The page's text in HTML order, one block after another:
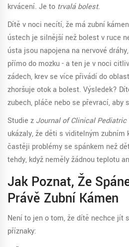
krvácení. Je to trvalá bolest.
Dítě v noci necítí, že má zubní
ústech je silnější než bolest v ruce
ústa jsou napojena na nervové
přímo do mozku - a ten je v noci
zádech, krev se více přivádí do
zhoršuje otok a bolest. Výsledek?
zubech, pláče nebo se převrací, aby
Studie z Journal of Clinical Pediatric
ukázaly, že děti s viditelným
častěji problémy se spánkem než
tehdy, když neměly žádnou teplotu
Jak Poznat, Že
Právě Zubní Kámen
Není to jen o tom, že dítě nechce jít
příznaky: